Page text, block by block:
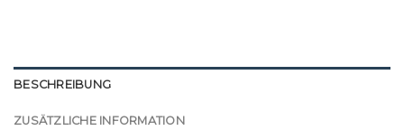
BESCHREIBUNG
ZUSÄTZLICHE INFORMATION